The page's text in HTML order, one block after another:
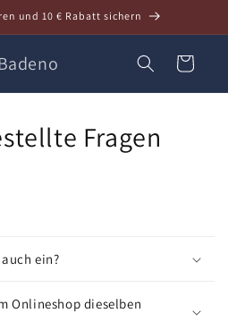
und 10 € Rabatt sichern
Warenkorb
Fragen
ein?
Onlineshop dieselben